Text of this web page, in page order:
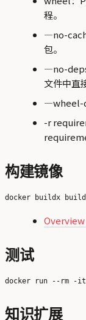
程。
—no-
包。
—no-
文件中直
—wheel-
-r
构建镜像
测试
知识扩展